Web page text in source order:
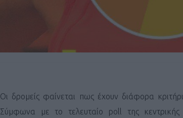
Οι δρομείς φαίνεται πως έχουν διάφορα
Σύμφωνα με το τελευταίο poll της